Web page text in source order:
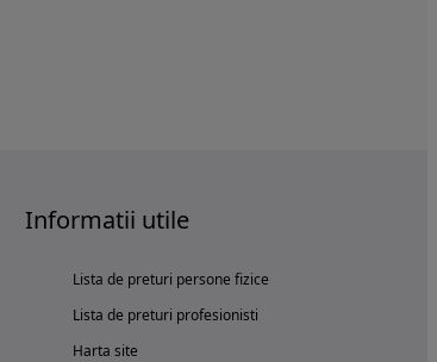
Informatii utile
Lista de preturi persone fizice
Lista de preturi profesionisti
Harta site